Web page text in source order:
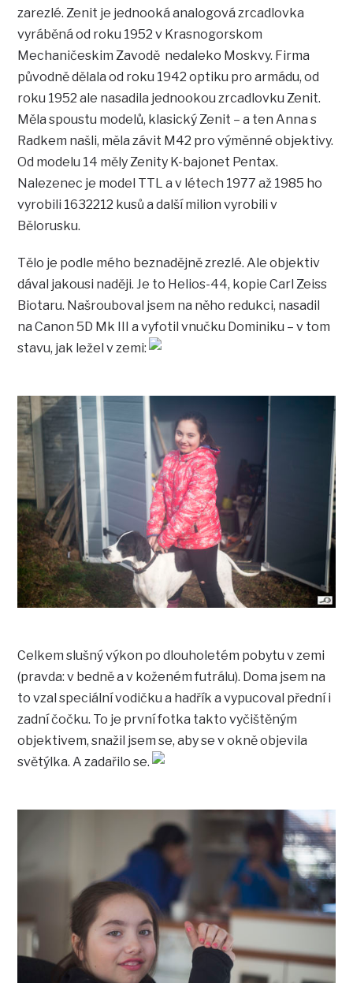
zarezlé. Zenit je jednooká analogová zrcadlovka
vyráběná od roku 1952 v Krasnogorskom
Mechaničeskim Zavodě nedaleko Moskvy. Firma
původně dělala od roku 1942 optiku pro armádu, od
roku 1952 ale nasadila jednookou zrcadlovku Zenit.
Měla spoustu modelů, klasický Zenit – a ten Anna s
Radkem našli, měla závit M42 pro výměnné objektivy.
Od modelu 14 měly Zenity K-bajonet Pentax.
Nalezenec je model TTL a v létech 1977 až 1985 ho
vyrobili 1632212 kusů a další milion vyrobili v
Bělorusku.
Tělo je podle mého beznadějně zrezlé. Ale objektiv
dával jakousi naději. Je to Helios-44, kopie Carl Zeiss
Biotaru. Našrouboval jsem na něho redukci, nasadil
na Canon 5D Mk III a vyfotil vnučku Dominiku – v tom
stavu, jak ležel v zemi:
Celkem slušný výkon po dlouholetém pobytu v zemi
(pravda: v bedně a v koženém futrálu). Doma jsem na
to vzal speciální vodičku a hadřík a vypucoval přední i
zadní čočku. To je první fotka takto vyčištěným
objektivem, snažil jsem se, aby se v okně objevila
světýlka. A zadařilo se.